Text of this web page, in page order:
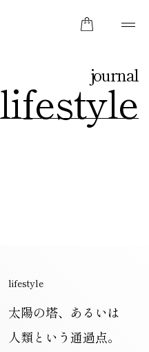
lifestyle
lifestyle
太陽の塔、あるいは
人類という通過点。